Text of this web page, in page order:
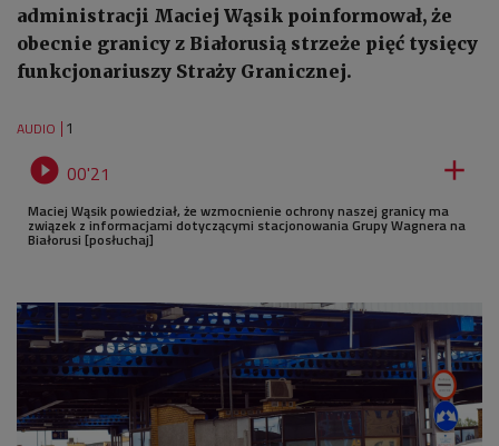
administracji Maciej Wąsik poinformował, że
obecnie granicy z Białorusią strzeże pięć tysięcy
funkcjonariuszy Straży Granicznej.
AUDIO 1
 00'21 
Maciej Wąsik powiedział, że wzmocnienie ochrony naszej granicy ma
związek z informacjami dotyczącymi stacjonowania Grupy Wagnera na
Białorusi [posłuchaj]